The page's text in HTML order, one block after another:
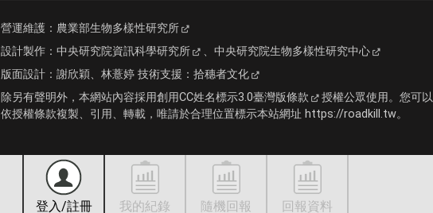
登入/註冊 我的紀錄 隨機回報 回報資料
營運維護： 農業部生物多樣性研究所
設計製作： 中央研究院資訊科學研究所 、 中央研究院生物多樣性研究中心
版面設計： 謝欣穎、林薏婷 技術支援： 拾穗者文化
除另有聲明外，本網站內容採用創用CC姓名標示3.0臺灣版條款
授權公眾使用。您可以
依授權條款複製、引用、轉載，唯請於合理位置標示本站網址 https://roadkill.tw。